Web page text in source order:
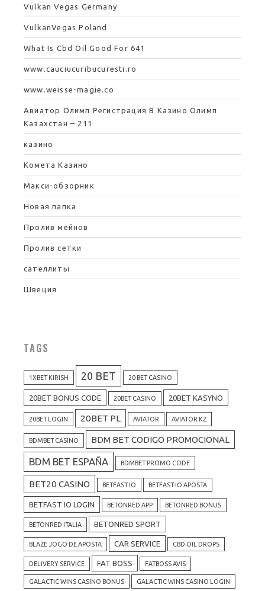
Vulkan Vegas Germany
VulkanVegas Poland
What Is Cbd Oil Good For 641
www.cauciucuribucuresti.ro
www.weisse-magie.co
Авиатор Олимп Регистрация В Казино Олимп
Казахстан – 211
казино
Комета Казино
Макси-обзорник
Новая папка
Пролив мейнов
Пролив сетки
сателлиты
Швеция
TAGS
1XBET KIRISH 20 BET 20 BET CASINO
20BET BONUS CODE 20BET CASINO 20BET KASYNO
20BET LOGIN 20BET PL AVIATOR AVIATOR KZ
BDMBET CASINO BDM BET CODIGO PROMOCIONAL
BDM BET ESPAÑA BDMBET PROMO CODE
BET20 CASINO BETFAST IO BETFAST IO APOSTA
BETFAST IO LOGIN BETONRED APP BETONRED BONUS
BETONRED ITALIA BETONRED SPORT
BLAZE JOGO DE APOSTA CAR SERVICE CBD OIL DROPS
DELIVERY SERVICE FAT BOSS FATBOSS AVIS
GALACTIC WINS CASINO BONUS GALACTIC WINS CASINO LOGIN